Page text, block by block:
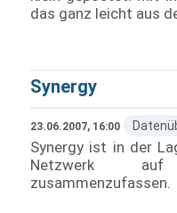
das ganz leicht aus
Synergy
23.06.2007, 16:00
Synergy ist in der
Netzwerk
zusammenzufassen.